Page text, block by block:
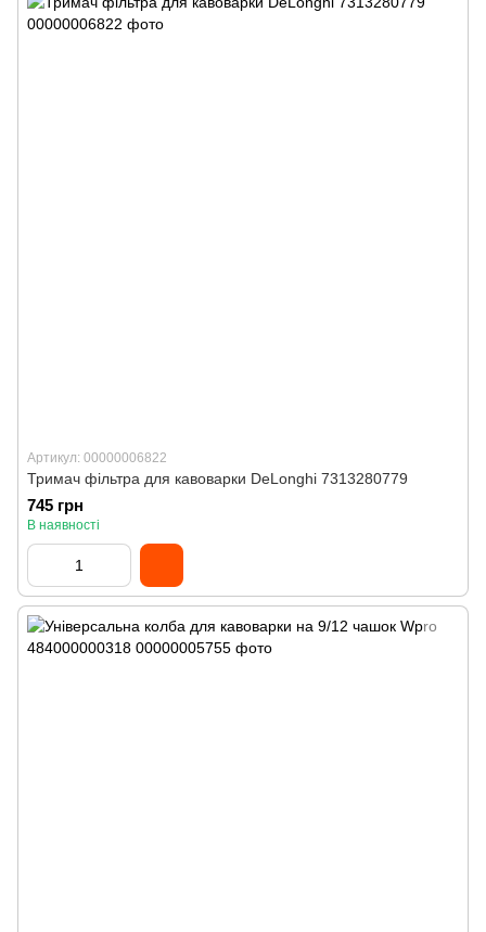
Артикул: 00000006822
Тримач фільтра для кавоварки DeLonghi 7313280779
745 грн
В наявності